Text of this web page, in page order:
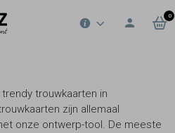
0
trouwkaarten in
zijn allemaal
onze ontwerp-tool. De meeste